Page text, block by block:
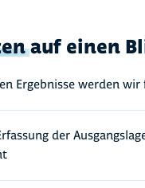
auf einen
Ergebnisse werden wir
der